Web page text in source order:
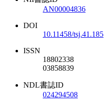
AN00004836
DOI
10.11458/tsj.41.185
ISSN
18802338
03858839
NDL書誌ID
024294508